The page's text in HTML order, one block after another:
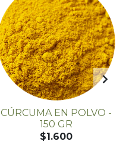
CÚRCUMA EN POLVO -
150 GR
$1.600